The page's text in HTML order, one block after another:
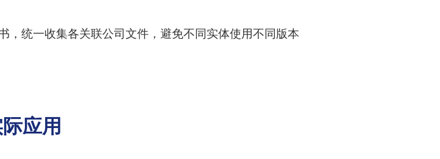
，统一收集各关联公司文件，避免不同实体使用不同版本
应用